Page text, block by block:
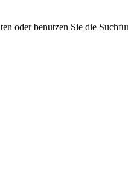
oder benutzen Sie die